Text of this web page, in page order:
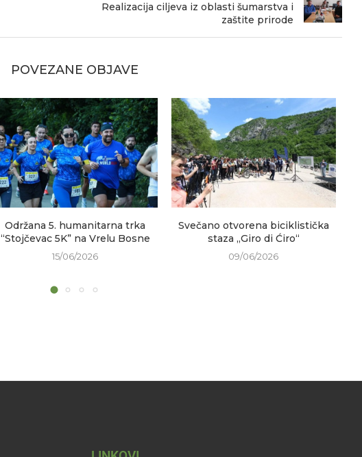
Realizacija ciljeva iz oblasti šumarstva i
zaštite prirode
POVEZANE OBJAVE
Održana 5. humanitarna trka
“Stojčevac 5K” na Vrelu Bosne
15/06/2026
Svečano otvorena biciklistička
staza „Giro di Ćiro“
09/06/2026